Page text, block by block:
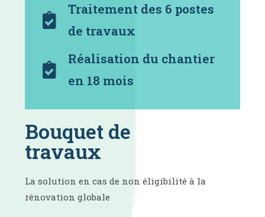
Traitement des 6 postes
de travaux
Réalisation du chantier
en 18 mois
Bouquet de
travaux
La solution en cas de non éligibilité à la
rénovation globale